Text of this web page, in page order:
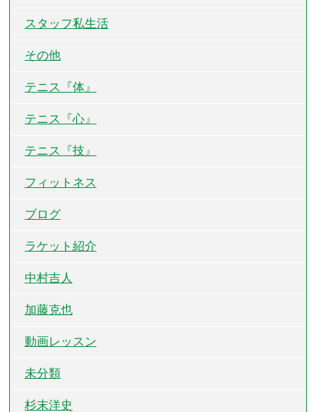
スタッフ私生活
その他
テニス『体』
テニス『心』
テニス『技』
フィットネス
ブログ
ラケット紹介
中村吉人
加藤克也
動画レッスン
未分類
杉末洋史